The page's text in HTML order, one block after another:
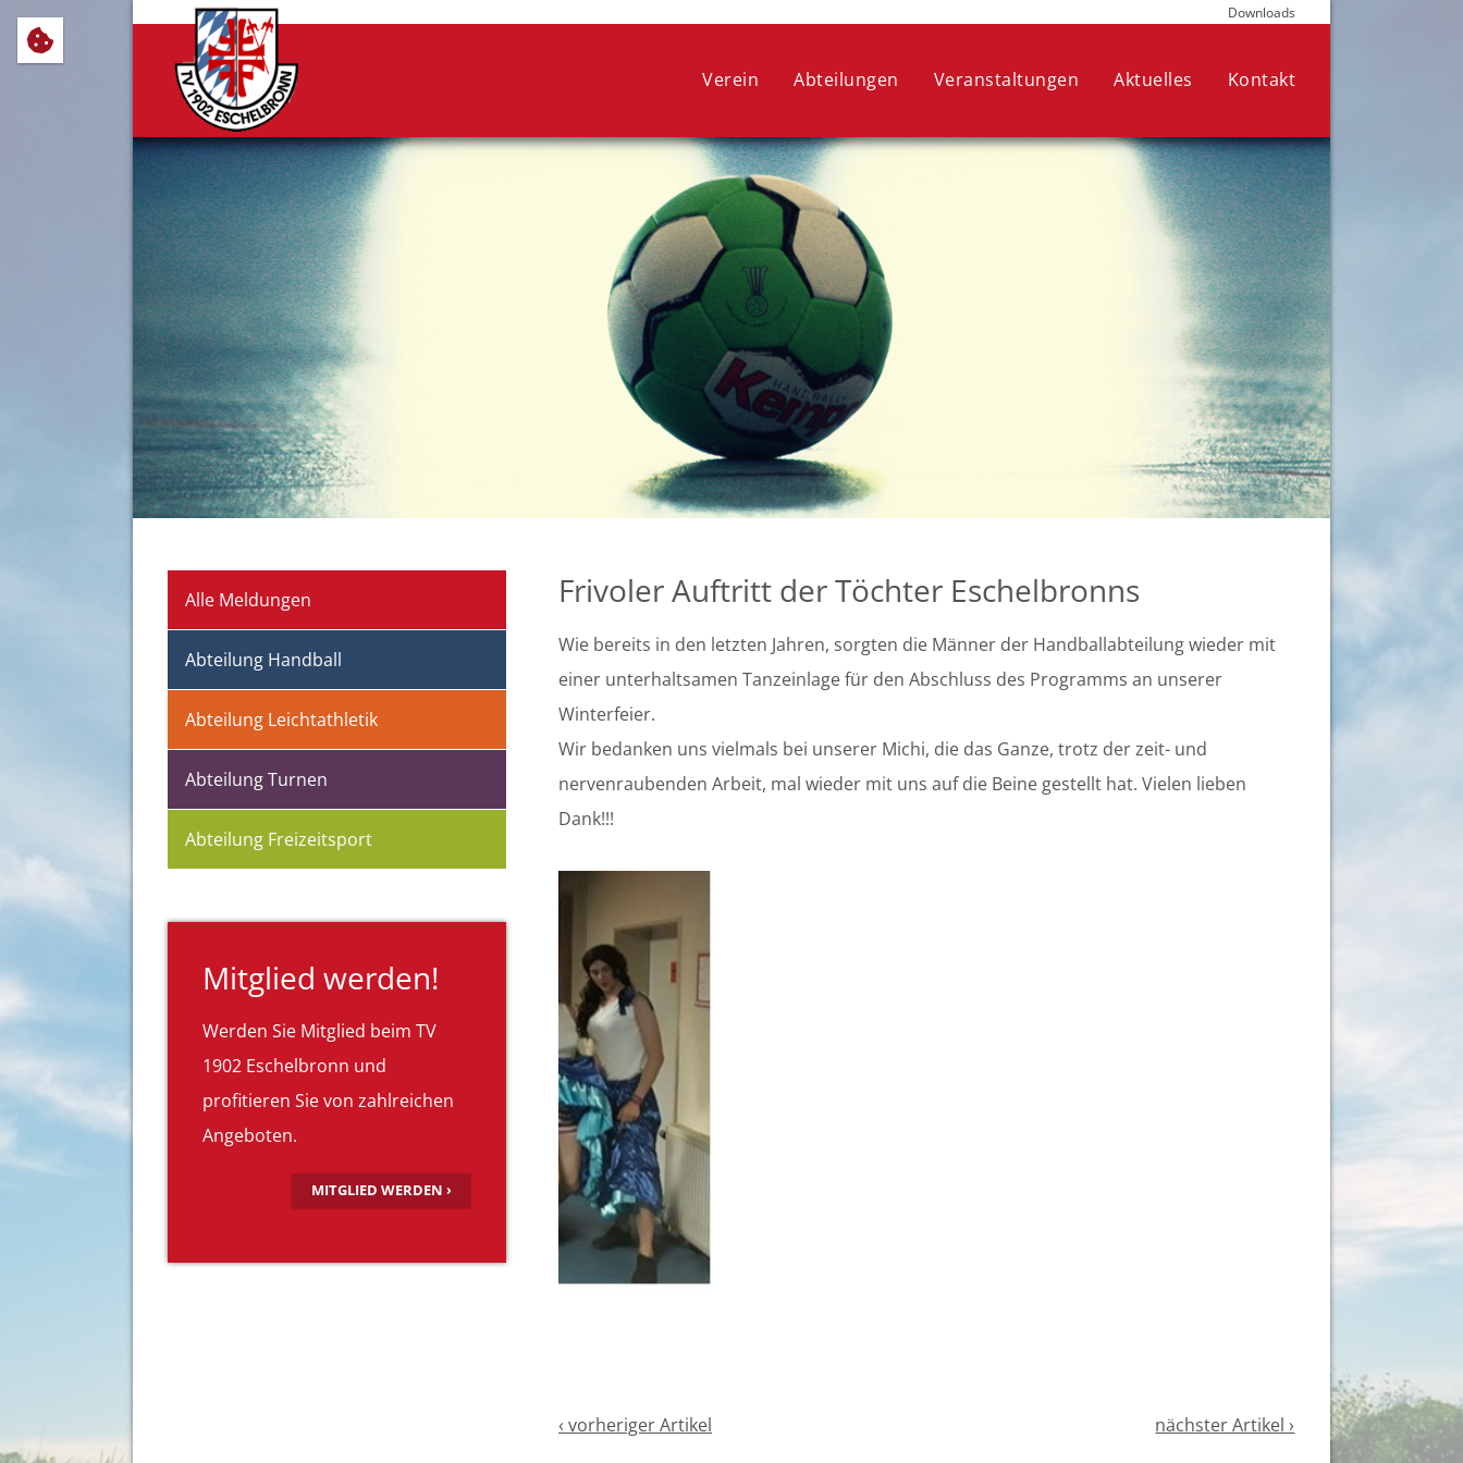
Wir verwenden Cookies, um Ihnen ein optimales Webseitenerlebnis zu bieten. Dazu zählen Cookies, die für den Betrieb der Seite
notwendig sind, sowie solche, die lediglich zu anonymen Statistikzwecken genutzt werden. Sie können Ihre Auswahl jederzeit in den
Cookie-Einstellungen anpassen oder widerrufen.
COOKIE-EINSTELLUNGEN
ALLE ABLEHNEN
ALLE AUSWÄHLEN
ImpressumDatenschutz
Downloads
Verein Abteilungen Veranstaltungen Aktuelles Kontakt
Alle Meldungen
Abteilung Handball
Abteilung Leichtathletik
Abteilung Turnen
Abteilung Freizeitsport
Mitglied werden!
Werden Sie Mitglied beim TV
1902 Eschelbronn und
profitieren Sie von zahlreichen
Angeboten.
MITGLIED WERDEN ›
Frivoler Auftritt der Töchter Eschelbronns
Wie bereits in den letzten Jahren, sorgten die Männer der Handballabteilung wieder mit
einer unterhaltsamen Tanzeinlage für den Abschluss des Programms an unserer
Winterfeier.
Wir bedanken uns vielmals bei unserer Michi, die das Ganze, trotz der zeit- und
nervenraubenden Arbeit, mal wieder mit uns auf die Beine gestellt hat. Vielen lieben
Dank!!!
‹ vorheriger Artikel nächster Artikel ›